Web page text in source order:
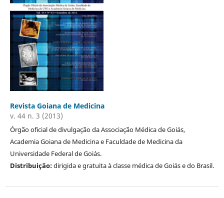
Revista Goiana de Medicina
v. 44 n. 3 (2013)
Órgão oficial de divulgação da Associação Médica de Goiás,
Academia Goiana de Medicina e Faculdade de Medicina da
Universidade Federal de Goiás.
Distribuição:dirigida e gratuita à classe médica de Goiás e do Brasil.